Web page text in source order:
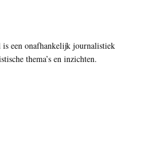
is een onafhankelijk journalistiek
thema’s en inzichten.